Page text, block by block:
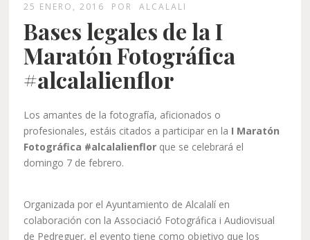
25 ENERO, 2016 POR ALCALALI
Bases legales de la I
Maratón Fotográfica
#alcalalienflor
Los amantes de la fotografía, aficionados o
profesionales, estáis citados a participar en la I Maratón
Fotográfica #alcalalienflor que se celebrará el
domingo 7 de febrero.
Organizada por el Ayuntamiento de Alcalalí en
colaboración con la Associació Fotográfica i Audiovisual
de Pedreguer, el evento tiene como objetivo que los